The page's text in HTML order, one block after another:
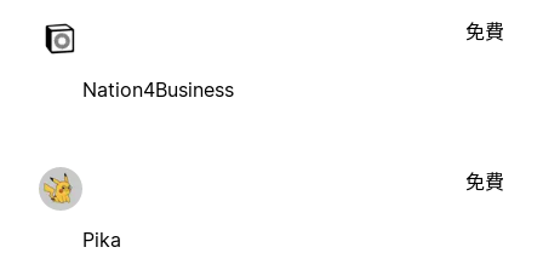
Nation4Business
免費
Pika
免費